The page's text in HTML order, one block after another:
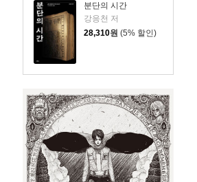
분단의 시간
강응천 저
28,310원 (5% 할인)